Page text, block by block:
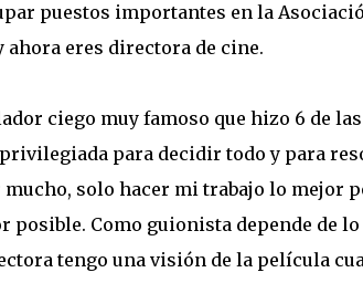
puestos importantes en la
ahora eres directora de cine.
ciego muy famoso que hizo 6 de
para decidir todo y para
solo hacer mi trabajo lo mejor
posible. Como guionista depende de
tengo una visión de la película